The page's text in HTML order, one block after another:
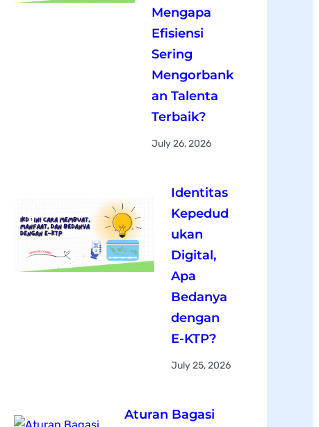
Mengapa
Efisiensi
Sering
Mengorbank
an Talenta
Terbaik?
July 26, 2026
Identitas
Kepedud
ukan
Digital,
Apa
Bedanya
dengan
E-KTP?
July 25, 2026
Aturan Bagasi